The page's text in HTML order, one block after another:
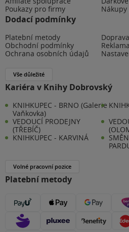
Poukazy pro firmy
Dodací podmínky
Platební metody
Doprava
Obchodní podmínky
Ochrana osobních údajů
Vše důležité
Kariéra v Knihy Dobrovský
KNIHKUPEC - BRNO (Galerie
Vaňkovka)
VEDOUCÍ PRODEJNY
(TŘEBÍČ)
KNIHKUPEC - KARVINÁ
Volné pracovní pozice
Platební metody